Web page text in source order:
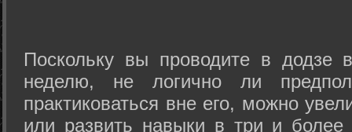
Поскольку вы проводите в додзе
неделю, не логично ли
практиковаться вне его, можно
или развить навыки в три и